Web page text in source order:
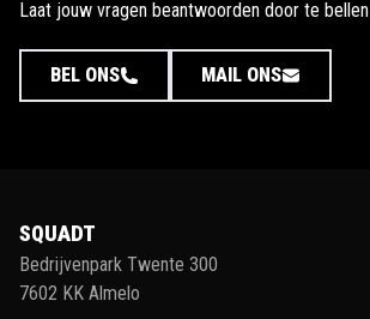
Laat jouw vragen beantwoorden door te
BEL ONS MAIL ONS
SQUADT
Bedrijvenpark Twente 300
7602 KK Almelo